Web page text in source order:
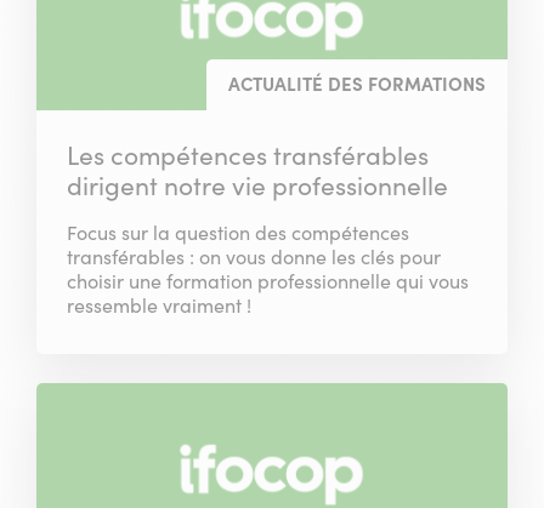
ACTUALITÉ DES FORMATIONS
Les compétences transférables
dirigent notre vie professionnelle
Focus sur la question des compétences
transférables : on vous donne les clés pour
choisir une formation professionnelle qui vous
ressemble vraiment !